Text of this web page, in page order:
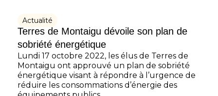
Actualité
Terres de Montaigu dévoile son plan de
sobriété énergétique
Lundi 17 octobre 2022, les élus de Terres de
Montaigu ont approuvé un plan de sobriété
énergétique visant à répondre à l’urgence de
réduire les consommations d’énergie des